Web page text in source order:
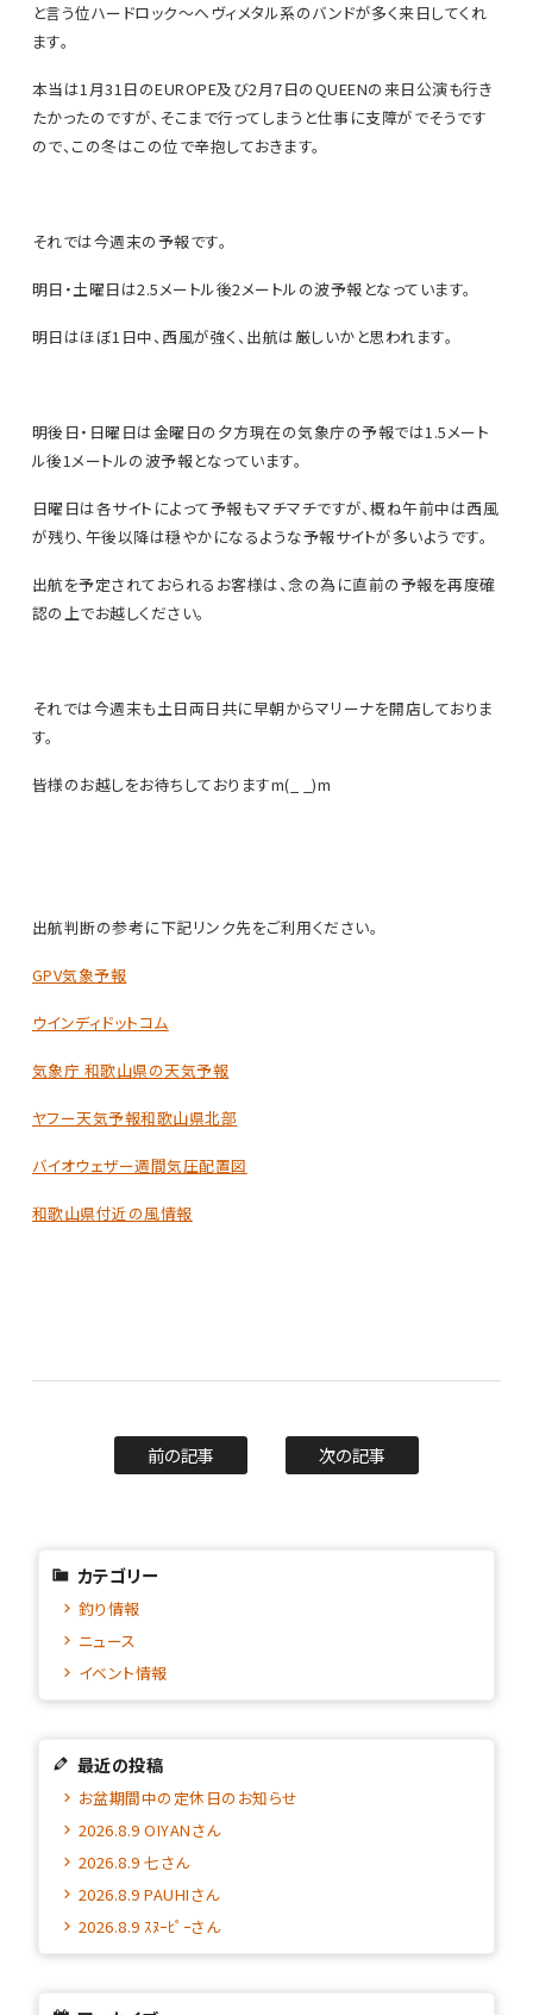
と言う位ハードロック～ヘヴィメタル系のバンドが多く来日してくれ
ます。
本当は1月31日のEUROPE及び2月7日のQUEENの来日公演も行き
たかったのですが、そこまで行ってしまうと仕事に支障がでそうです
ので、この冬はこの位で辛抱しておきます。
それでは今週末の予報です。
明日・土曜日は2.5メートル後2メートルの波予報となっています。
明日はほぼ1日中、西風が強く、出航は厳しいかと思われます。
明後日・日曜日は金曜日の夕方現在の気象庁の予報では1.5メート
ル後1メートルの波予報となっています。
日曜日は各サイトによって予報もマチマチですが、概ね午前中は西風
が残り、午後以降は穏やかになるような予報サイトが多いようです。
出航を予定されておられるお客様は、念の為に直前の予報を再度確
認の上でお越しください。
それでは今週末も土日両日共に早朝からマリーナを開店しておりま
す。
皆様のお越しをお待ちしておりますm(_ _)m
出航判断の参考に下記リンク先をご利用ください。
GPV気象予報
ウインディドットコム
気象庁 和歌山県の天気予報
ヤフー天気予報和歌山県北部
バイオウェザー週間気圧配置図
和歌山県付近の風情報
前の記事 次の記事
カテゴリー
釣り情報
ニュース
イベント情報
最近の投稿
お盆期間中の定休日のお知らせ
2026.8.9 OIYANさん
2026.8.9 七さん
2026.8.9 PAUHIさん
2026.8.9 ｽﾇｰﾋﾟｰさん